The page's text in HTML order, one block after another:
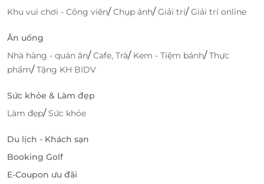
Khu vui chơi - Công viên/Chụp ảnh/Giải trí/Giải trí online
Ăn uống
Nhà hàng - quán ăn/Cafe, Trà/ Kem - Tiệm bánh/Thực
phẩm/Tặng KH BIDV
Sức khỏe & Làm đẹp
Làm đẹp/Sức khỏe
Du lịch - Khách sạn
Booking Golf
E-Coupon ưu đãi